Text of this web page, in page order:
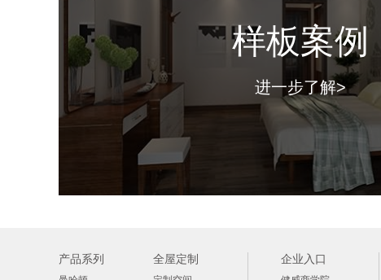
样板案例
进一步了解>
产品系列 全屋定制 企业入口